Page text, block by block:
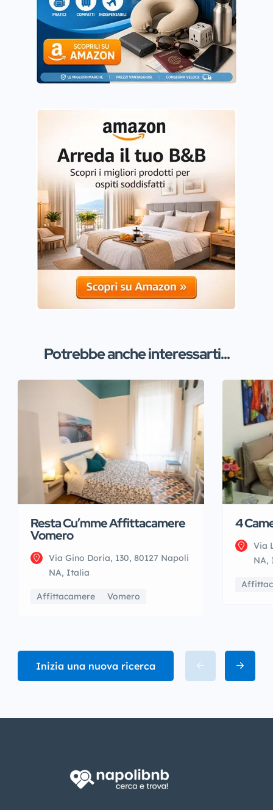
Potrebbe anche interessarti...
Resta Cu’mme Affittacamere
Vomero
Via Gino Doria, 130, 80127 Napoli
NA, Italia
Affittacamere Vomero
4
Via
NA,
Inizia una nuova ricerca